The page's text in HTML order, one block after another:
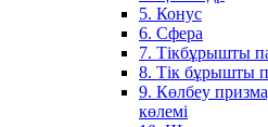
5. Конус
6. Сфера
7. Тікбұрышты
8. Тік бұрышты
9. Көлбеу
көлемі